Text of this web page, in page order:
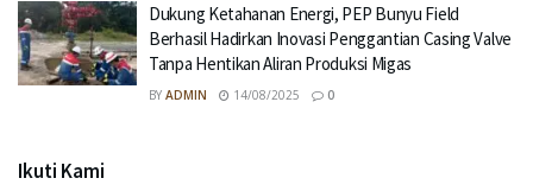
Dukung Ketahanan Energi, PEP Bunyu Field
Berhasil Hadirkan Inovasi Penggantian Casing Valve
Tanpa Hentikan Aliran Produksi Migas
BY ADMIN 14/08/2025 0
Ikuti Kami